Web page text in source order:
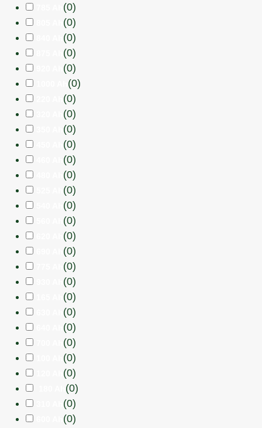
(0)
(0)
(0)
(0)
(0)
(0)
(0)
(0)
(0)
(0)
(0)
(0)
(0)
(0)
(0)
(0)
(0)
(0)
(0)
(0)
(0)
(0)
(0)
(0)
(0)
(0)
(0)
(0)